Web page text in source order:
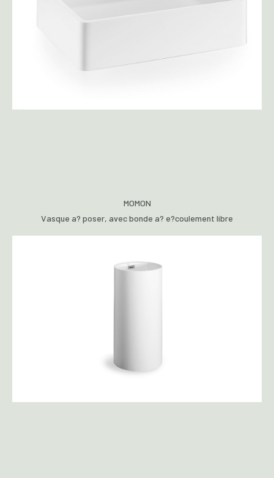
MOMON
Vasque a? poser, avec bonde a? e?coulement libre